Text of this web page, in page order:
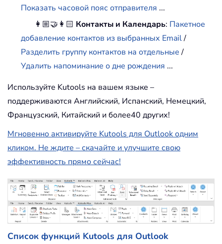
Показать часовой пояс отправителя ...
👩🏼‍🤝‍👩🏻 Контакты и Календарь: Пакетное
добавление контактов из выбранных Email/
Разделить группу контактов на отдельные/
Удалить напоминание о дне рождения ...
Используйте Kutools на вашем языке –
поддерживаются Английский, Испанский, Немецкий,
Французский, Китайский и более40 других!
Мгновенно активируйте Kutools для Outlook одним
кликом. Не ждите – скачайте и улучшите свою
эффективность прямо сейчас!
Список функций Kutools для Outlook